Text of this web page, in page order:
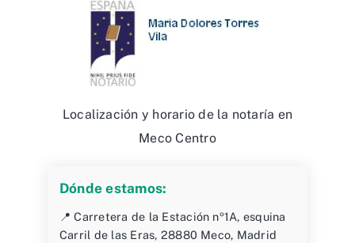
Localización y horario de la notaría en
Meco Centro
Dónde estamos:
📍 Carretera de la Estación nº1A, esquina
Carril de las Eras, 28880 Meco, Madrid